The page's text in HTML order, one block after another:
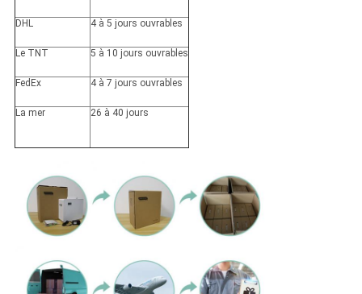
DHL 4 à 5 jours ouvrables
Le TNT 5 à 10 jours ouvrables
FedEx 4 à 7 jours ouvrables
La mer 26 à 40 jours